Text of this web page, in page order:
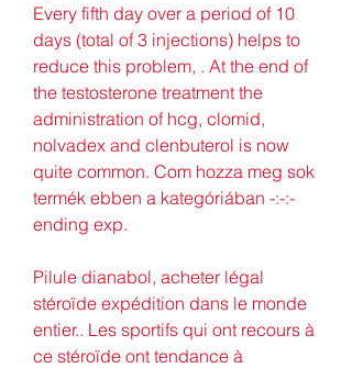
Every fifth day over a period of 10
days (total of 3 injections) helps to
reduce this problem, . At the end of
the testosterone treatment the
administration of hcg, clomid,
nolvadex and clenbuterol is now
quite common. Com hozza meg sok
termék ebben a kategóriában -:-:-
ending exp.
Pilule dianabol, acheter légal
stéroïde expédition dans le monde
entier.. Les sportifs qui ont recours à
ce stéroïde ont tendance à